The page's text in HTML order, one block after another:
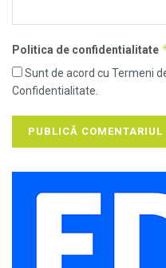
Politica de confidentialitate
Sunt de acord cu Termeni
Confidentialitate.